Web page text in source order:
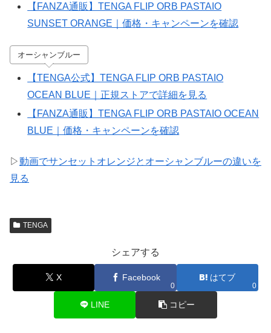
【FANZA通販】TENGA FLIP ORB PASTAIO
SUNSET ORANGE｜価格・キャンペーンを確認
オーシャンブルー
【TENGA公式】TENGA FLIP ORB PASTAIO
OCEAN BLUE｜正規ストアで詳細を見る
【FANZA通販】TENGA FLIP ORB PASTAIO OCEAN
BLUE｜価格・キャンペーンを確認
▷動画でサンセットオレンジとオーシャンブルーの違いを
見る
TENGA
シェアする
X Facebook
0
はてブ
0
LINE コピー